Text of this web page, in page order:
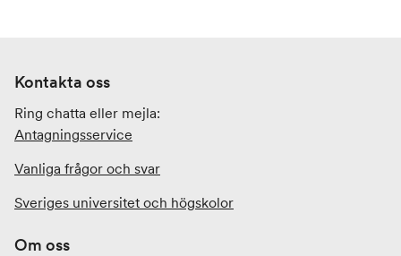
Kontakta oss
Ring chatta eller mejla:
Antagningsservice
Vanliga frågor och svar
Sveriges universitet och högskolor
Om oss